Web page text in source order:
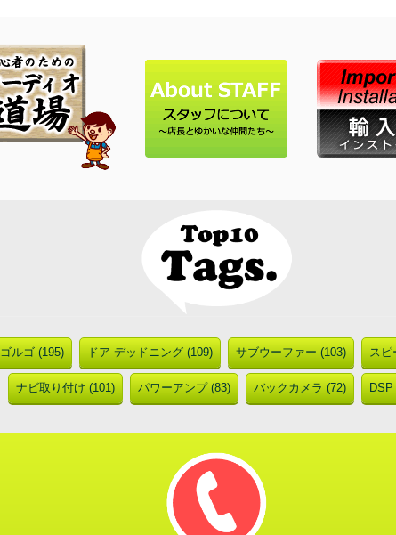
ゴルゴ (195) ドア デッドニング (109) サブウーファー (103) スピ
ナビ取り付け (101) パワーアンプ (83) バックカメラ (72)